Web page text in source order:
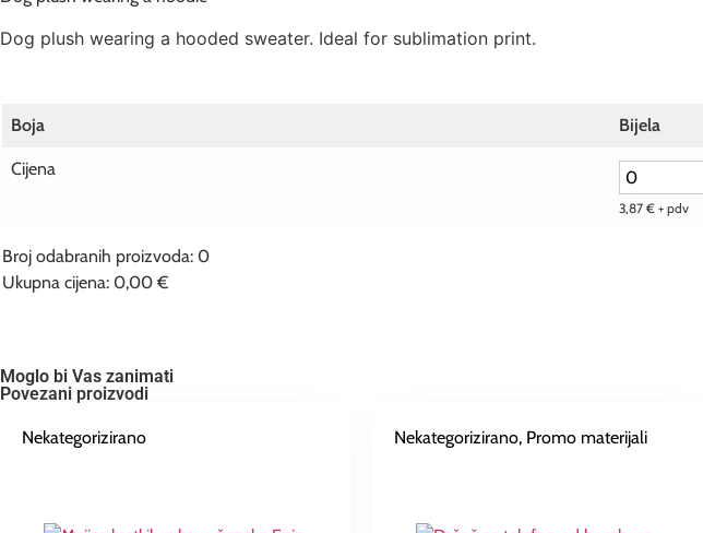
Dog plush wearing a hooded sweater. Ideal for sublimation print.
Boja Bijela
Cijena
3,87 € + pdv
Broj odabranih proizvoda: 0
Ukupna cijena: 0,00 €
Your
total
0,00 €
Moglo bi Vas zanimati
Povezani proizvodi
Nekategorizirano Nekategorizirano, Promo materijali